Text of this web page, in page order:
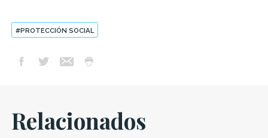
#PROTECCIÓN SOCIAL
Relacionados